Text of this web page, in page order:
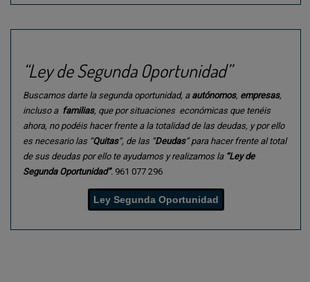
“Ley de Segunda Oportunidad”
Buscamos darte la segunda oportunidad, a autónomos, empresas,
incluso a familias, que por situaciones económicas que tenéis
ahora, no podéis hacer frente a la totalidad de las deudas, y por ello
es necesario las “Quitas“, de las “Deudas” para hacer frente al total
de sus deudas por ello te ayudamos y realizamos la “Ley de
Segunda Oportunidad”. 961 077 296
Ley Segunda Oportunidad